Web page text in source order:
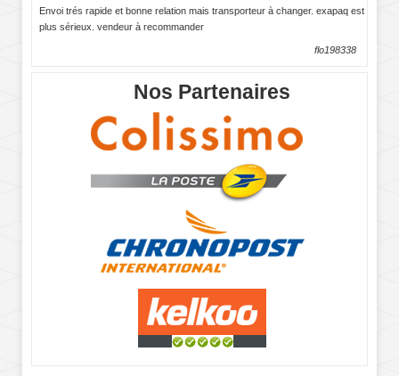
Envoi trés rapide et bonne relation mais transporteur à changer. exapaq est
plus sérieux. vendeur à recommander
flo198338
Nos Partenaires